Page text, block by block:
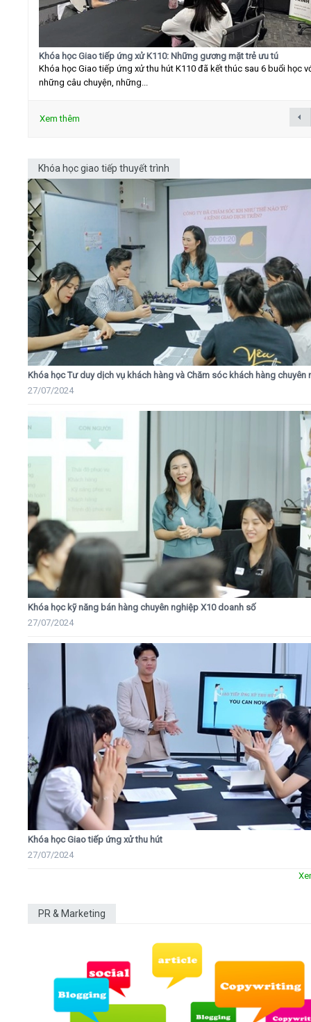
Khóa học Giao tiếp ứng xử K110: Những gương mặt trẻ ưu tú
Khóa học Giao tiếp ứng xử thu hút K110 đã kết thúc sau 6 buổi học
những câu chuyện, những...
Xem thêm
Khóa học giao tiếp thuyết trình
Khóa học Tư duy dịch vụ khách hàng và Chăm sóc khách hàng chuyên
27/07/2024
Khóa học kỹ năng bán hàng chuyên nghiệp X10 doanh số
27/07/2024
Khóa học Giao tiếp ứng xử thu hút
27/07/2024
PR & Marketing